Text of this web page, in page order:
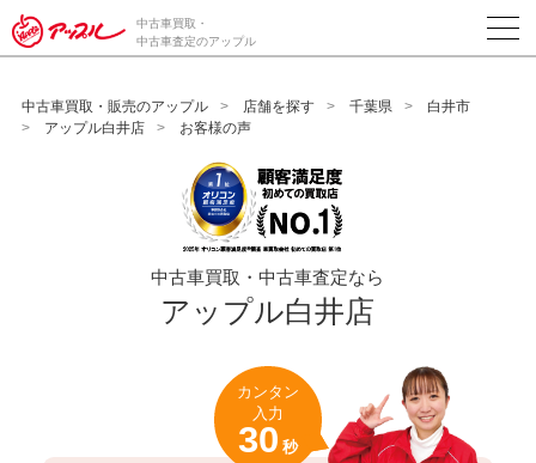
/*ABテスト_新規査定フォームの為のCVボタン*/
中古車買取・
中古車査定のアップル
中古車買取・販売のアップル 店舗を探す 千葉県
白井市
アップル白井店
お客様の声
中古車買取・中古車査定なら
アップル白井店
カンタン
入力
30 秒